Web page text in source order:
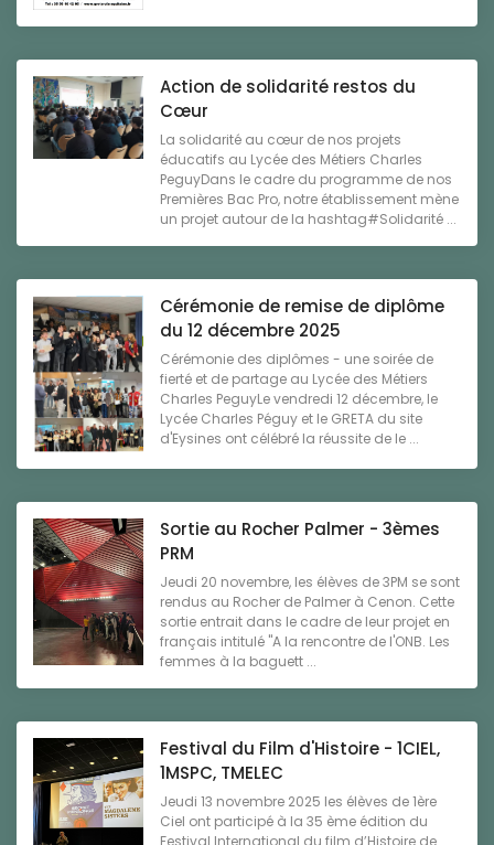
Action de solidarité restos du
Cœur
La solidarité au cœur de nos projets
éducatifs au Lycée des Métiers Charles
PeguyDans le cadre du programme de nos
Premières Bac Pro, notre établissement mène
un projet autour de la hashtag#Solidarité ...
Cérémonie de remise de diplôme
du 12 décembre 2025
Cérémonie des diplômes - une soirée de
fierté et de partage au Lycée des Métiers
Charles PeguyLe vendredi 12 décembre, le
Lycée Charles Péguy et le GRETA du site
d'Eysines ont célébré la réussite de le ...
Sortie au Rocher Palmer - 3èmes
PRM
Jeudi 20 novembre, les élèves de 3PM se sont
rendus au Rocher de Palmer à Cenon. Cette
sortie entrait dans le cadre de leur projet en
français intitulé "A la rencontre de l'ONB. Les
femmes à la baguett ...
Festival du Film d'Histoire - 1CIEL,
1MSPC, TMELEC
Jeudi 13 novembre 2025 les élèves de 1ère
Ciel ont participé à la 35 ème édition du
Festival International du film d’Histoire de